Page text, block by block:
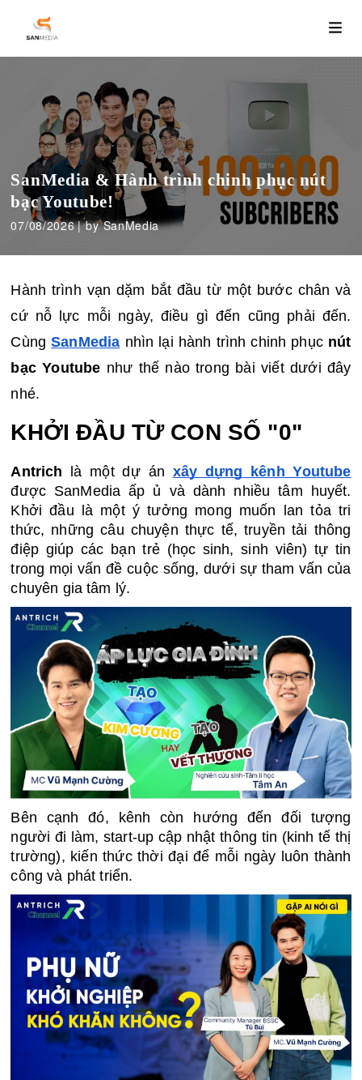
SanMedia & Hành trình chinh phục nút
bạc Youtube!
07/08/2026 by SanMedia
Hành trình vạn dặm bắt đầu từ một bước chân và
cứ nỗ lực mỗi ngày, điều gì đến cũng phải đến.
Cùng SanMedia nhìn lại hành trình chinh phục nút
bạc Youtube như thế nào trong bài viết dưới đây
nhé.
KHỞI ĐẦU TỪ CON SỐ "0"
Antrich là một dự án xây dựng kênh Youtube
được SanMedia ấp ủ và dành nhiều tâm huyết.
Khởi đầu là một ý tưởng mong muốn lan tỏa tri
thức, những câu chuyện thực tế, truyền tải thông
điệp giúp các bạn trẻ (học sinh, sinh viên) tự tin
trong mọi vấn đề cuộc sống, dưới sự tham vấn của
chuyên gia tâm lý.
Bên cạnh đó, kênh còn hướng đến đối tượng
người đi làm, start-up cập nhật thông tin (kinh tế thị
trường), kiến thức thời đại để mỗi ngày luôn thành
công và phát triển.